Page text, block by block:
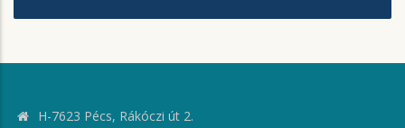
H-7623 Pécs, Rákóczi út 2.